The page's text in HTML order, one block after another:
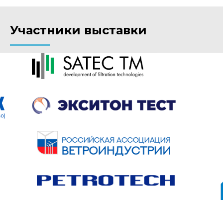
Участники выставки